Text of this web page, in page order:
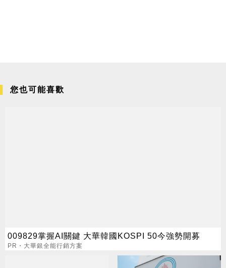
您也可能喜歡
009829掌握AI關鍵 大華韓國KOSPI 50今強勢開募
PR・大華銀全能行銷方案